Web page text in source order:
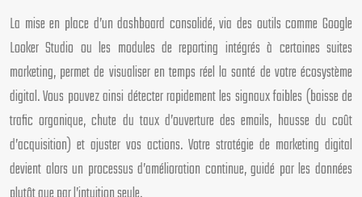
La mise en place d’un dashboard consolidé, via des outils comme Google
Looker Studio ou les modules de reporting intégrés à certaines suites
marketing, permet de visualiser en temps réel la santé de votre écosystème
digital. Vous pouvez ainsi détecter rapidement les signaux faibles (baisse de
trafic organique, chute du taux d’ouverture des emails, hausse du coût
d’acquisition) et ajuster vos actions. Votre stratégie de marketing digital
devient alors un processus d’amélioration continue, guidé par les données